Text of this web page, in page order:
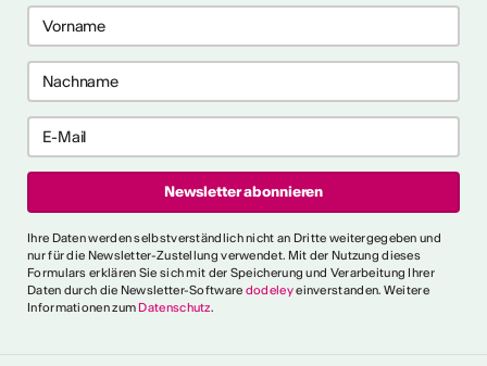
2024/2025
Ihre Daten werden selbstverständlich nicht an Dritte weitergegeben und
nur für die Newsletter-Zustellung verwendet. Mit der Nutzung dieses
Formulars erklären Sie sich mit der Speicherung und Verarbeitung Ihrer
Daten durch die Newsletter-Software dodeleyeinverstanden. Weitere
Informationen zum Datenschutz.